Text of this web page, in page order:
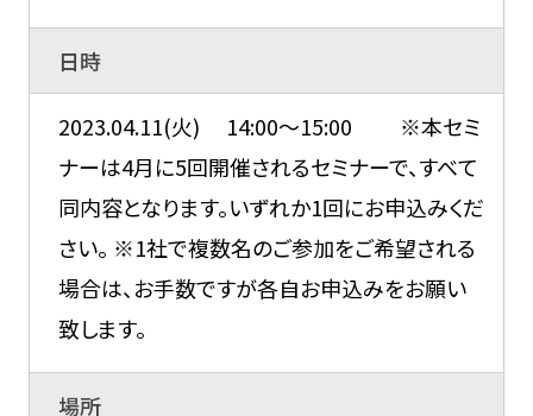
日時
2023.04.11(火) 14:00～15:00 ※本セミ
ナーは4月に5回開催されるセミナーで、すべて
同内容となります。いずれか1回にお申込みくだ
さい。 ※1社で複数名のご参加をご希望される
場合は、お手数ですが各自お申込みをお願い
致します。
場所